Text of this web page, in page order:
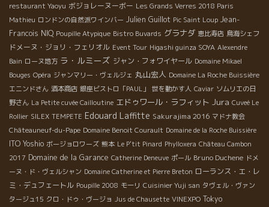
restaurant Yaoyu ボジョレーヌーボー Les Grands Verres 2018 Paris
Mathieu ロンドンの自然派ワインバー Julien Guillot Pic Saint Loup Jean-
Francois NIQ Poupille Atypique Bistro Buvards グラナダ 恵比寿店 鳥海シェフ
ドメーヌ・ジョリ・フェリオル Event Tour Higashi guinza SOYA Alexendre
Bain ローヌ地方 ラ・ルミーズ ジャン・フォワイヤール Domaine Mikael
Bouges Opéra ジャンマリー・ヴェルジェ 丸山宏人 Domaine La Roche Buissière
エニンドさん 酒本商店 銀座ビストロ「PAUL」 世を動かす人 Caviar ソムリエの日
野さん La Petite cuvée Cailloutine エドゥワール・ラフィット Jura Cuveé Le
Rollier SILEX TEMPETE Edouard Laffitte Sakurajima 2016 マドナ教会
Châteauneuf-du-Pape Domaine Benoit Courault Domaine de la Roche Buissière
ITO Yoshio ボージョロワーズ 熊本 Le P'tit Pinard Phylloxera Château Cambon
2017 Domaine de la Garance Catherine Deneuve ポール Bruno Duchene ドメ
ーヌ・ド・ヴェルシャン Domaine Catherine et Pierre Breton ローランス・エ・レ
ミ・デュフェートル Poupille 2008 モーリ Cuisinier Yuji san タヴェル・ヴァン
タージュ15 クロ・ドゥ・ヴージョ Jus de Chausette VINEXPO Tokyo